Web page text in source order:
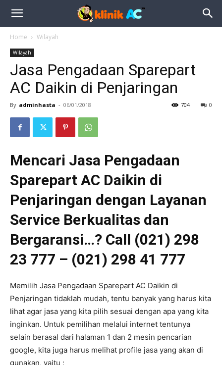
Home Wilayah
Wilayah
Jasa Pengadaan Sparepart
AC Daikin di Penjaringan
By adminhasta - 06/01/2018 0
704
Mencari Jasa Pengadaan
Sparepart AC Daikin di
Penjaringan dengan Layanan
Service Berkualitas dan
Bergaransi…? Call (021) 298
23 777 – (021) 298 41 777
Memilih Jasa Pengadaan Sparepart AC Daikin di
Penjaringan tidaklah mudah, tentu banyak yang harus kita
lihat agar jasa yang kita pilih sesuai dengan apa yang kita
inginkan. Untuk pemilihan melalui internet tentunya
selain berasal dari halaman 1 dan 2 mesin pencarian
google, kita juga harus melihat profile jasa yang akan di
gunakan, yaitu :